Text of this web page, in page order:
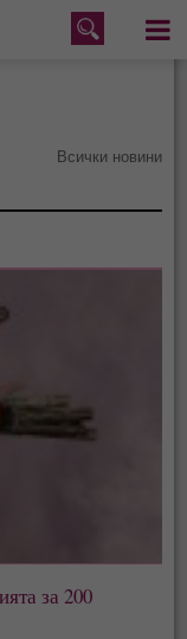
Меню
Всички новини
за 200